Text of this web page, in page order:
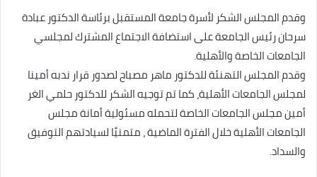
وقدم المجلس الشكر لأسرة جامعة المستقبل برئاسة الدكتور عبادة
سرحان رئيس الجامعة على استضافة الاجتماع المشترك لمجلسي
الجامعات الخاصة والأهلية.
وقدم المجلس التهنئة للدكتور ماهر مصباح لصدور قرار ندبه أمينا
لمجلس الجامعات الأهلية، كما تم توجيه الشكر للدكتور حلمي الغر
أمين مجلس الجامعات الخاصة لتحمله مسئولية أمانة مجلس
الجامعات الأهلية خلال الفترة الماضية ، متمنيًا لسيادتهم التوفيق
والسداد.